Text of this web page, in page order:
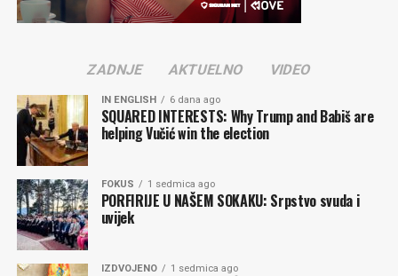
ZADNJE AKTUELNO VIDEO
IN ENGLISH 6 dana ago
SQUARED INTERESTS: Why Trump and Babiš are
helping Vučić win the election
FOKUS 1 sedmica ago
PORFIRIJE U NAŠEM SOKAKU: Srpstvo svuda i
uvijek
IZDVOJENO 1 sedmica ago